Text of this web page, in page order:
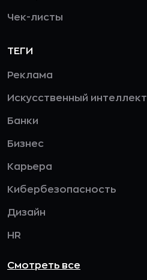
Чек-листы
ТЕГИ
Реклама
Искусственный интеллект
Банки
Бизнес
Карьера
Кибербезопасность
Дизайн
HR
Смотреть все